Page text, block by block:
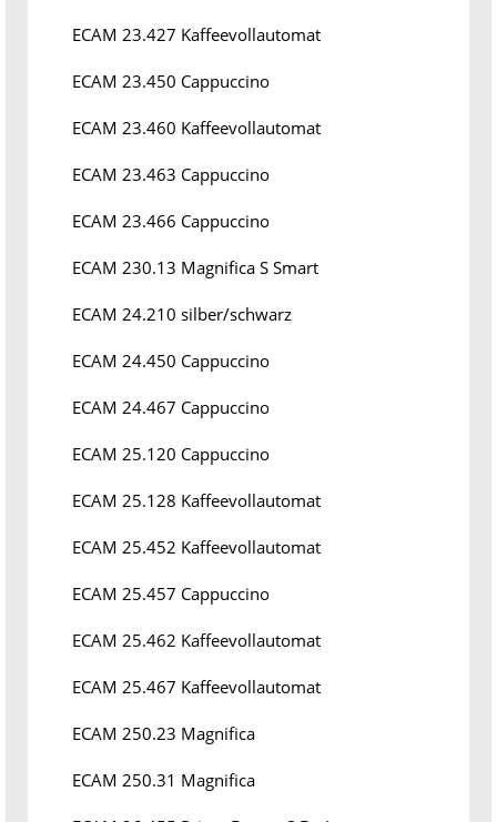
ECAM 23.427 Kaffeevollautomat
ECAM 23.450 Cappuccino
ECAM 23.460 Kaffeevollautomat
ECAM 23.463 Cappuccino
ECAM 23.466 Cappuccino
ECAM 230.13 Magnifica S Smart
ECAM 24.210 silber/schwarz
ECAM 24.450 Cappuccino
ECAM 24.467 Cappuccino
ECAM 25.120 Cappuccino
ECAM 25.128 Kaffeevollautomat
ECAM 25.452 Kaffeevollautomat
ECAM 25.457 Cappuccino
ECAM 25.462 Kaffeevollautomat
ECAM 25.467 Kaffeevollautomat
ECAM 250.23 Magnifica
ECAM 250.31 Magnifica